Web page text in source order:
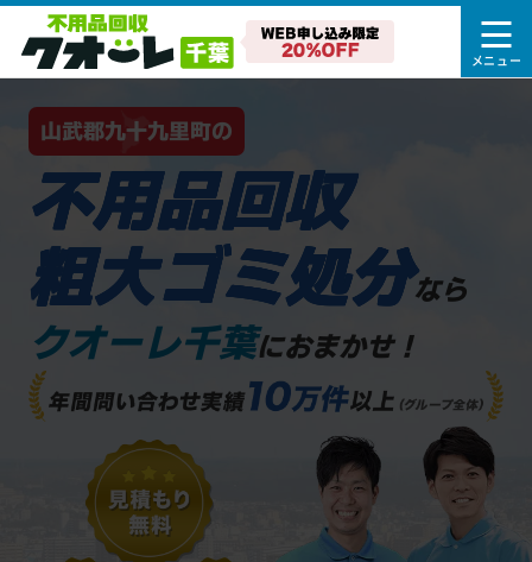
山武郡九十九里町の
不用品回収
粗大ゴミ処分なら
クオーレ千葉におまかせ！